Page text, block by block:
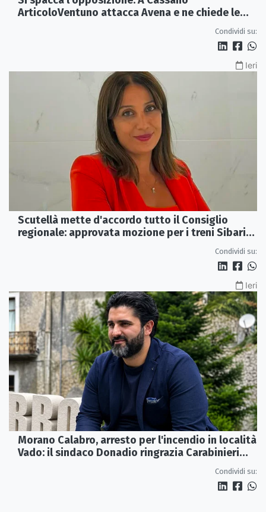
ArticoloVentuno attacca Avena e ne chiede le
Condividi su:
Ieri
Scutellà mette d'accordo tutto il Consiglio
regionale: approvata mozione per i treni Sibari-
Condividi su:
Ieri
Morano Calabro, arresto per l'incendio in località
Vado: il sindaco Donadio ringrazia Carabinieri
Condividi su: